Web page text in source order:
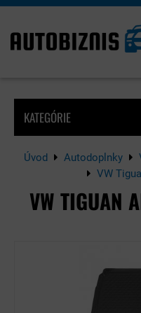
Úvod Autodoplnky
VW
VW TIGUAN
KATEGÓRIE